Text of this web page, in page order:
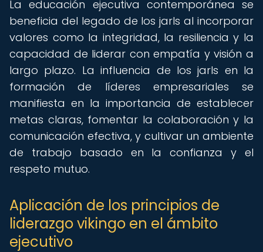
La educación ejecutiva contemporánea se
beneficia del legado de los jarls al incorporar
valores como la integridad, la resiliencia y la
capacidad de liderar con empatía y visión a
largo plazo. La influencia de los jarls en la
formación de líderes empresariales se
manifiesta en la importancia de establecer
metas claras, fomentar la colaboración y la
comunicación efectiva, y cultivar un ambiente
de trabajo basado en la confianza y el
respeto mutuo.
Aplicación de los principios de
liderazgo vikingo en el ámbito
ejecutivo